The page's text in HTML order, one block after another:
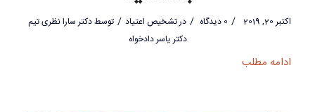
اکتبر 20, 2019 / 0 دیدگاه / درتشخیص اعتیاد / توسطدکتر سارا نظری تیم
دکتر یاسر دادخواه
ادامه مطلب